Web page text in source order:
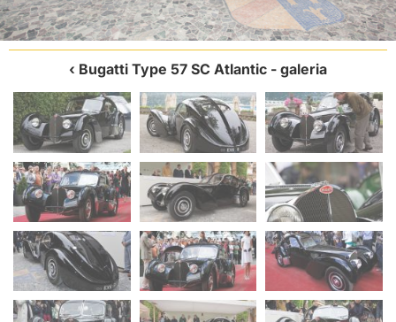
Bugatti Type 57 SC Atlantic - galeria